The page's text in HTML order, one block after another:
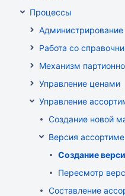
Процессы
Администрирование
Работа со
Механизм
Управление ценами
Управление
Создание новой
Версия
Создание
Пересмотр
Составление